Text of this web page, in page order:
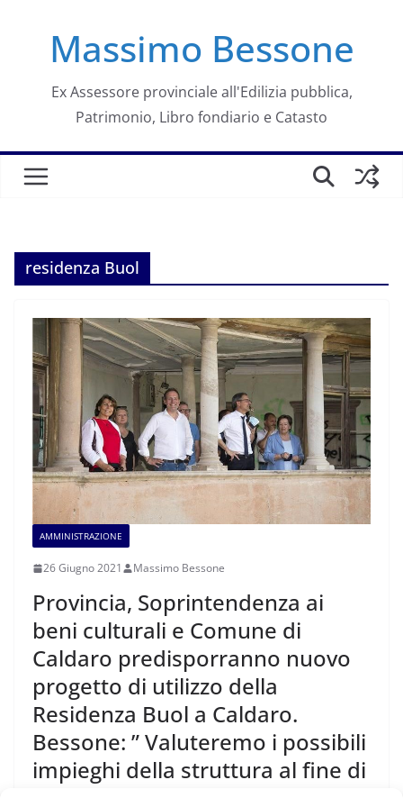
contenutoMassimo Bessone
Ex Assessore provinciale all'Edilizia pubblica,
Patrimonio, Libro fondiario e Catasto
residenza Buol
AMMINISTRAZIONE
26 Giugno 2021 Massimo Bessone
Provincia, Soprintendenza ai
beni culturali e Comune di
Caldaro predisporranno nuovo
progetto di utilizzo della
Residenza Buol a Caldaro.
Bessone: ” Valuteremo i possibili
impieghi della struttura al fine di